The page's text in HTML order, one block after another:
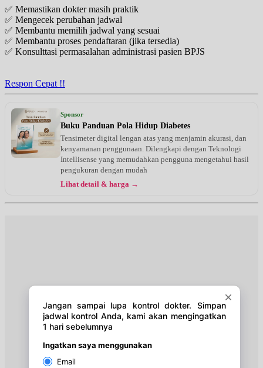
Jumat, 14/08/2026
Jam 08:30 - 15:30
UMUM
Sabtu, 15/08/2026
Jam 08:30 - 15:30
UMUM
Selasa, 18/08/2026
Jam 08:30 - 15:30
Rabu, 19/08/2026
Jam 08:30 - 15:30
Sabtu, 22/08/2026
Jam 08:30 - 13:30
✅ Memastikan dokter masih praktik
✅ Mengecek perubahan jadwal
✅ Membantu memilih jadwal yang sesuai
✅ Membantu proses pendaftaran (jika tersedia)
✅ Konsulttasi permasalahan administrasi pasien BPJS
Respon Cepat !!
Sponsor
Buku Panduan Pola Hidup Diabetes
Tensimeter digital lengan atas yang menjamin akurasi, dan
kenyamanan penggunaan. Dilengkapi dengan Teknologi
Intellisense yang memudahkan pengguna mengetahui hasil
pengukuran dengan mudah
Lihat detail & harga →